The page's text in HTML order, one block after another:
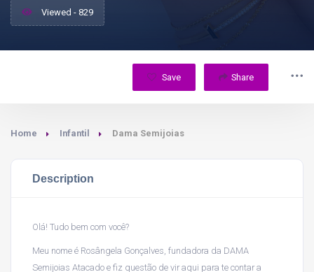
Viewed - 829
Save Share
Home Infantil Dama Semijoias
Description
Olá! Tudo bem com você?
Meu nome é Rosângela Gonçalves, fundadora da DAMA
Semijoias Atacado e fiz questão de vir aqui para te contar a